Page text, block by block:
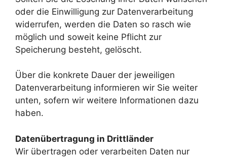
oder die Einwilligung zur Datenverarbeitung
widerrufen, werden die Daten so rasch wie
möglich und soweit keine Pflicht zur
Speicherung besteht, gelöscht.
Über die konkrete Dauer der jeweiligen
Datenverarbeitung informieren wir Sie weiter
unten, sofern wir weitere Informationen dazu
haben.
Datenübertragung in Drittländer
Wir übertragen oder verarbeiten Daten nur